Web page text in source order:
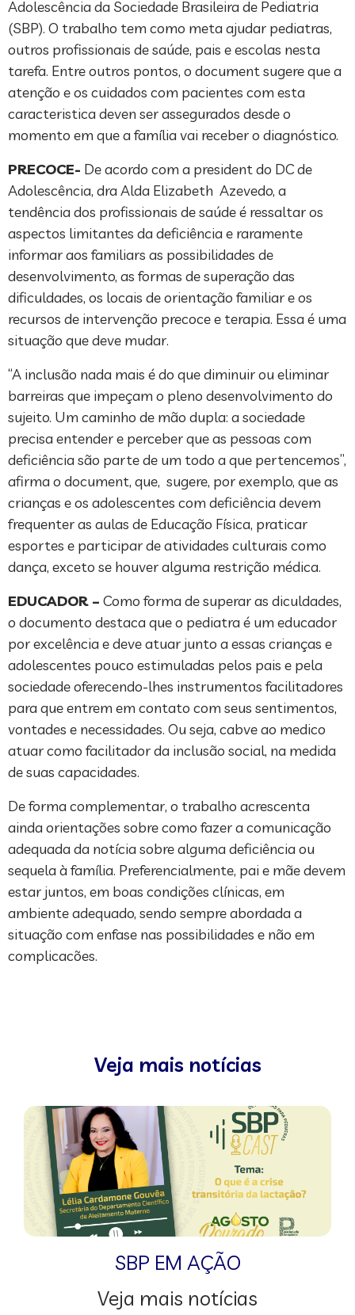
Adolescência da Sociedade Brasileira de Pediatria
(SBP). O trabalho tem como meta ajudar pediatras,
outros profissionais de saúde, pais e escolas nesta
tarefa. Entre outros pontos, o document sugere que a
atenção e os cuidados com pacientes com esta
caracteristica deven ser assegurados desde o
momento em que a família vai receber o diagnóstico.
PRECOCE- De acordo com a president do DC de
Adolescência, dra Alda Elizabeth Azevedo, a
tendência dos profissionais de saúde é ressaltar os
aspectos limitantes da deficiência e raramente
informar aos familiars as possibilidades de
desenvolvimento, as formas de superação das
dificuldades, os locais de orientação familiar e os
recursos de intervenção precoce e terapia. Essa é uma
situação que deve mudar.
“A inclusão nada mais é do que diminuir ou eliminar
barreiras que impeçam o pleno desenvolvimento do
sujeito. Um caminho de mão dupla: a sociedade
precisa entender e perceber que as pessoas com
deficiência são parte de um todo a que pertencemos”,
afirma o document, que, sugere, por exemplo, que as
crianças e os adolescentes com deficiência devem
frequenter as aulas de Educação Física, praticar
esportes e participar de atividades culturais como
dança, exceto se houver alguma restrição médica.
EDUCADOR – Como forma de superar as diculdades,
o documento destaca que o pediatra é um educador
por excelência e deve atuar junto a essas crianças e
adolescentes pouco estimuladas pelos pais e pela
sociedade oferecendo-lhes instrumentos facilitadores
para que entrem em contato com seus sentimentos,
vontades e necessidades. Ou seja, cabve ao medico
atuar como facilitador da inclusão social, na medida
de suas capacidades.
De forma complementar, o trabalho acrescenta
ainda orientações sobre como fazer a comunicação
adequada da notícia sobre alguma deficiência ou
sequela à família. Preferencialmente, pai e mãe devem
estar juntos, em boas condições clínicas, em
ambiente adequado, sendo sempre abordada a
situação com enfase nas possibilidades e não em
complicacões.
Veja mais notícias
SBP EM AÇÃO
Veja mais notícias